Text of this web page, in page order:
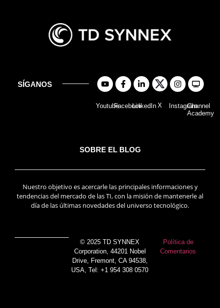
SÍGANOS
YoutubeFacebookLinkedIn X InstagramChannel
Academy
SOBRE EL BLOG
Nuestro objetivo es acercarle las principales informaciones y
tendencias del mercado de las TI, con la misión de mantenerle al
día de las últimas novedades del universo tecnológico.
© 2025 TD SYNNEX
Corporation, 44201 Nobel
Drive, Fremont, CA 94538,
USA, Tel: +1 954 308 0570
Política de
Comentarios